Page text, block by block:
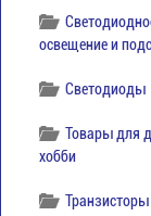
освещение и
Светодиоды
Товары для
хобби
Транзисторы